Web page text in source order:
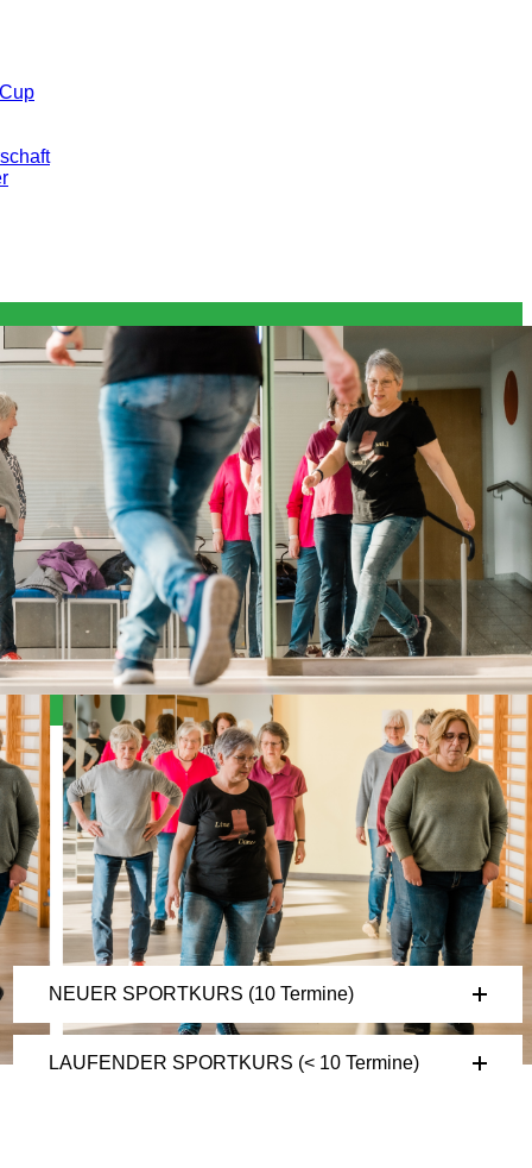
Angebote, Kosten & Anmeldung
NEUER SPORTKURS (10 Termine)
LAUFENDER SPORTKURS (< 10 Termine)